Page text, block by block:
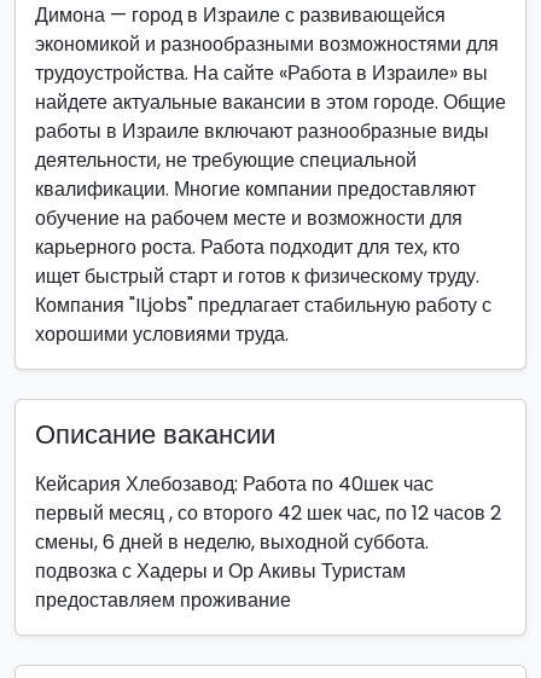
Димона — город в Израиле с развивающейся
экономикой и разнообразными возможностями для
трудоустройства. На сайте «Работа в Израиле» вы
найдете актуальные вакансии в этом городе. Общие
работы в Израиле включают разнообразные виды
деятельности, не требующие специальной
квалификации. Многие компании предоставляют
обучение на рабочем месте и возможности для
карьерного роста. Работа подходит для тех, кто
ищет быстрый старт и готов к физическому труду.
Компания "ILjobs" предлагает стабильную работу с
хорошими условиями труда.
Описание вакансии
Кейсария Хлебозавод: Работа по 40шек час
первый месяц , со второго 42 шек час, по 12 часов 2
смены, 6 дней в неделю, выходной суббота.
подвозка с Хадеры и Ор Акивы Туристам
предоставляем проживание